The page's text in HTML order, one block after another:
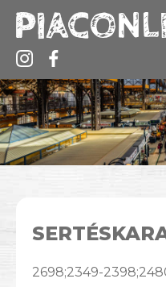
2698;2349-